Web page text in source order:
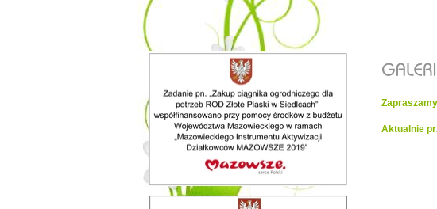
Aktualnie